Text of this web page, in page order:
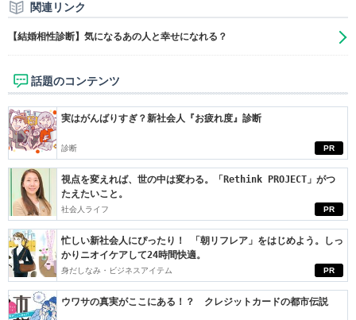
関連リンク
【結婚相性診断】気になるあの人と幸せになれる？
話題のコンテンツ
PR
実はがんばりすぎ？新社会人『お疲れ度』診断
診断
PR
視点を変えれば、世の中は変わる。「Rethink PROJECT」がつ
たえたいこと。
社会人ライフ
PR
忙しい新社会人にぴったり！ 「朝リフレア」をはじめよう。しっ
かりニオイケアして24時間快適。
身だしなみ・ビジネスアイテム
ウワサの真実がここにある！？ クレジットカードの都市伝説